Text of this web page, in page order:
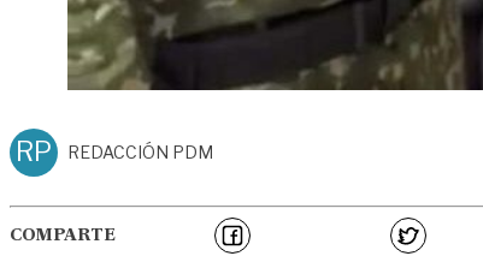
RP REDACCIÓN PDM
COMPARTE